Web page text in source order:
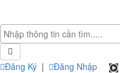
Đăng Ký | Đăng Nhập